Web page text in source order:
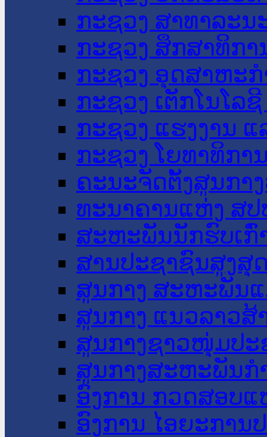
ກະຊວງ ສາທາລະນ
ກະຊວງ ສຶກສາທິກາ
ກະຊວງ ອຸດສາຫະ
ກະຊວງ ເຕັກໂນໂລ
ກະຊວງ ແຮງງານ
ກະຊວງ ໂຍທາທິກາ
ຄະນະຈັດຕັ້ງສູນກາ
ທະນາຄານແຫ່ງ ສປ
ສະຫະພັນນັກຮົບເກົ່
ສານປະຊາຊົນສູງສຸ
ສູນກາງ ສະຫະພັນ
ສູນກາງ ແນວລາວສ້
ສູນກາງຊາວໜຸ່ມປະ
ສູນກາງສະຫະພັນກ
ອົງການ ກວດສອບແ
ອົງການ ໄອຍະການ